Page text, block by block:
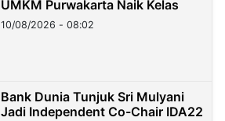
UMKM Purwakarta Naik Kelas
10/08/2026 - 08:02
Bank Dunia Tunjuk Sri Mulyani
Jadi Independent Co-Chair IDA22